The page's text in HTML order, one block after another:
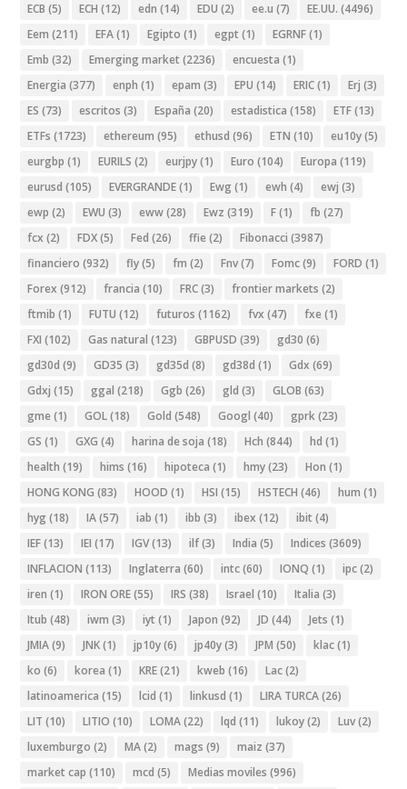
ECB (5) ECH (12) edn (14) EDU (2) ee.u (7) EE.UU. (4496)
Eem (211) EFA(1) Egipto (1) egpt (1) EGRNF(1)
Emb (32) Emerging market (2236) encuesta (1)
Energia (377) enph (1) epam (3) EPU (14) ERIC(1) Erj (3)
ES (73) escritos (3) España (20) estadistica (158) ETF(13)
ETFs (1723) ethereum (95) ethusd (96) ETN (10) eu10y(5)
eurgbp (1) EURILS (2) eurjpy(1) Euro (104) Europa (119)
eurusd (105) EVERGRANDE(1) Ewg (1) ewh (4) ewj (3)
ewp (2) EWU (3) eww(28) Ewz (319) F(1) fb (27)
fcx (2) FDX(5) Fed (26) ffie (2) Fibonacci (3987)
financiero (932) fly(5) fm (2) Fnv(7) Fomc(9) FORD (1)
Forex (912) francia (10) FRC(3) frontier markets (2)
ftmib (1) FUTU (12) futuros (1162) fvx (47) fxe (1)
FXI (102) Gas natural (123) GBPUSD (39) gd30 (6)
gd30d (9) GD35 (3) gd35d (8) gd38d (1) Gdx (69)
Gdxj (15) ggal (218) Ggb (26) gld (3) GLOB (63)
gme (1) GOL(18) Gold (548) Googl (40) gprk(23)
GS (1) GXG (4) harina de soja (18) Hch (844) hd (1)
health (19) hims (16) hipoteca (1) hmy(23) Hon (1)
HONG KONG (83) HOOD (1) HSI (15) HSTECH (46) hum (1)
hyg (18) IA(57) iab (1) ibb (3) ibex (12) ibit (4)
IEF(13) IEI (17) IGV(13) ilf(3) India (5) Indices (3609)
INFLACION (113) Inglaterra (60) intc(60) IONQ (1) ipc(2)
iren (1) IRON ORE(55) IRS (38) Israel (10) Italia (3)
Itub (48) iwm (3) iyt (1) Japon (92) JD (44) Jets (1)
JMIA(9) JNK(1) jp10y(6) jp40y(3) JPM (50) klac(1)
ko (6) korea (1) KRE(21) kweb (16) Lac(2)
latinoamerica (15) lcid (1) linkusd (1) LIRA TURCA(26)
LIT (10) LITIO (10) LOMA(22) lqd (11) lukoy(2) Luv(2)
luxemburgo (2) MA(2) mags (9) maiz (37)
market cap (110) mcd (5) Medias moviles (996)